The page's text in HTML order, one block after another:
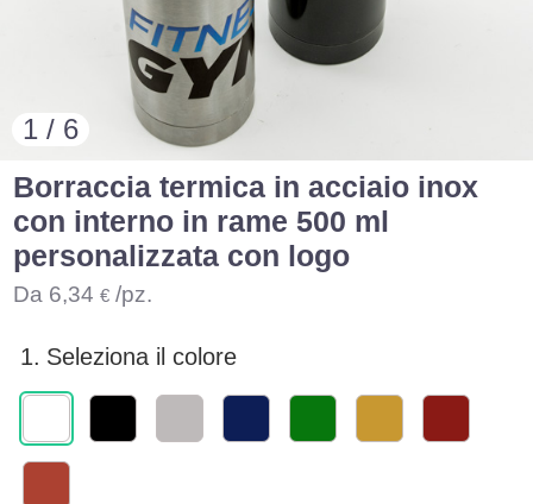
1 / 6
Borraccia termica in acciaio inox
con interno in rame 500 ml
personalizzata con logo
Da 6,34 € /pz.
1. Seleziona il colore